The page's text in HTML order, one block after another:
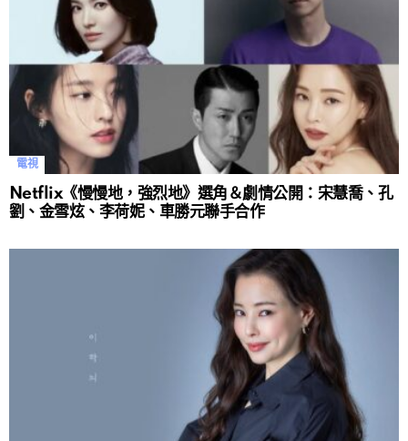
電視
Netflix《慢慢地，強烈地》選角＆劇情公開：宋慧喬、孔
劉、金雪炫、李荷妮、車勝元聯手合作